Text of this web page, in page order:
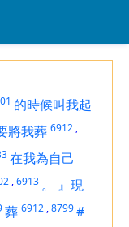
的時候叫我起
將我葬 6912 ,
在我為自己
,6913 。
』現
葬 6912 ,8799#